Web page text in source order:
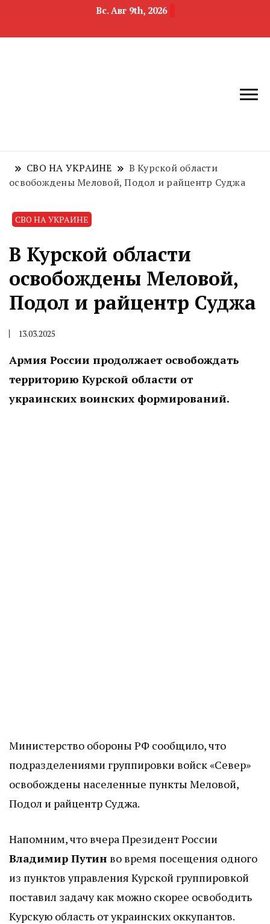
Вс. Авг 9th, 2026
область
недвижимости
СВО НА УКРАИНЕ
В Курской области
освобождены Меловой, Подол и райцентр Суджа
СВО НА УКРАИНЕ
В Курской области
освобождены Меловой,
Подол и райцентр Суджа
13.03.2025
Армия России продолжает освобождать
территорию Курской области от
украинских воинских формирований.
Министерство обороны РФ сообщило, что
подразделениями группировки войск «Север»
освобождены населенные пункты Меловой,
Подол и райцентр Суджа.
Напомним, что вчера Президент России
Владимир Путин во время посещения одного
из пунктов управления Курской группировкой
поставил задачу как можно скорее освободить
Курскую область от украинских оккупантов.